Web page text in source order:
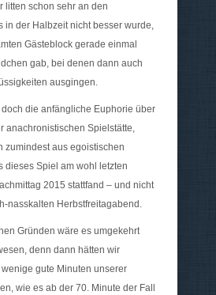
litten schon sehr an den
in der Halbzeit nicht besser wurde,
Gästeblock gerade einmal
gab, bei denen dann auch
ausgingen.
die anfängliche Euphorie über
anachronistischen Spielstätte,
zumindest aus egoistischen
dieses Spiel am wohl letzten
2015 stattfand – und nicht
nasskalten Herbstfreitagabend.
Gründen wäre es umgekehrt
denn dann hätten wir
gute Minuten unserer
wie es ab der 70. Minute der Fall